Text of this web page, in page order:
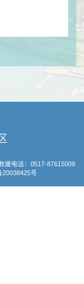
电话：0517-87615009
20038425号